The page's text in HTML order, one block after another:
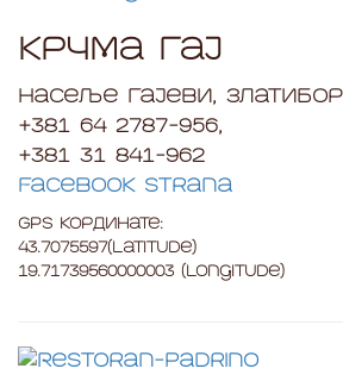
Крчма Гај
Насеље Гајеви, Златибор
+381 64 2787-956,
+381 31 841-962
Facebook strana
GPS Кординате:
43.7075597(Latitude)
19.71739560000003 (Longitude)